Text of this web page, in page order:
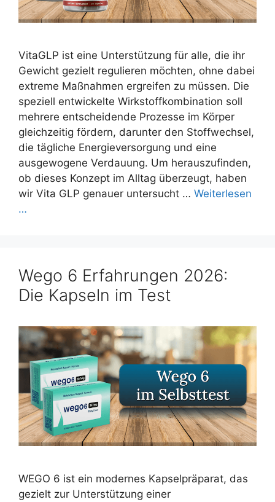
VitaGLP ist eine Unterstützung für alle, die ihr
Gewicht gezielt regulieren möchten, ohne dabei
extreme Maßnahmen ergreifen zu müssen. Die
speziell entwickelte Wirkstoffkombination soll
mehrere entscheidende Prozesse im Körper
gleichzeitig fördern, darunter den Stoffwechsel,
die tägliche Energieversorgung und eine
ausgewogene Verdauung. Um herauszufinden,
ob dieses Konzept im Alltag überzeugt, haben
wir Vita GLP genauer untersucht … Weiterlesen
…
Wego 6 Erfahrungen 2026:
Die Kapseln im Test
WEGO 6 ist ein modernes Kapselpräparat, das
gezielt zur Unterstützung einer